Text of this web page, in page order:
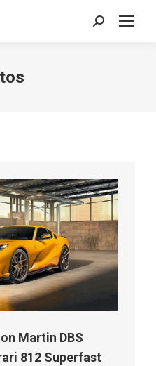
Search:
Martin DBS
812 Superfast